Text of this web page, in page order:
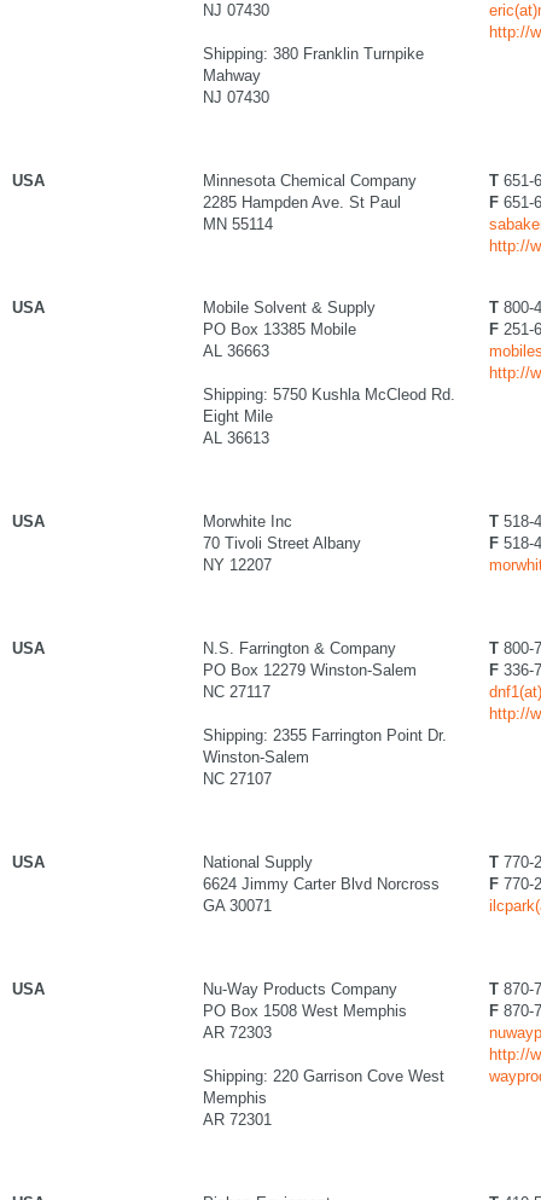
NJ 07430
Shipping: 380 Franklin Turnpike
Mahway
NJ 07430
http://
USA
Minnesota Chemical Company
2285 Hampden Ave. St Paul
MN 55114
T 651-
F 651-
http://
USA
Mobile Solvent & Supply
PO Box 13385 Mobile
AL 36663
Shipping: 5750 Kushla McCleod Rd.
Eight Mile
AL 36613
T 800-
F 251-
http://
USA
Morwhite Inc
70 Tivoli Street Albany
NY 12207
T 518-
F 518-
USA
N.S. Farrington & Company
PO Box 12279 Winston-Salem
NC 27117
Shipping: 2355 Farrington Point Dr.
Winston-Salem
NC 27107
T 800-
F 336-
http://
USA
National Supply
6624 Jimmy Carter Blvd Norcross
GA 30071
T 770-
F 770-
USA
Nu-Way Products Company
PO Box 1508 West Memphis
AR 72303
Shipping: 220 Garrison Cove West
Memphis
AR 72301
T 870-
F 870-
http://